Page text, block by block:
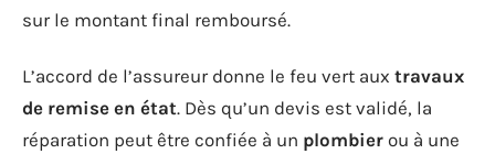
sur le montant final remboursé.
L’accord de l’assureur donne le feu vert aux travaux
de remise en état. Dès qu’un devis est validé, la
réparation peut être confiée à un plombier ou à une